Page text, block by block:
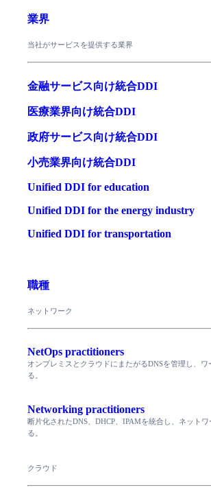
業界
当社がサービスを提供する業界
金融サービス向け統合DDI
医療業界向け統合DDI
政府サービス向け統合DDI
小売業界向け統合DDI
Unified DDI for education
Unified DDI for the energy industry
Unified DDI for transportation
職種
ネットワーク
NetOps practitioners
オンプレミスとクラウドにまたがるDNSを管理し、
る。
Networking practitioners
断片化されたDNS、DHCP、IPAMを統合し、ネット
る。
クラウド